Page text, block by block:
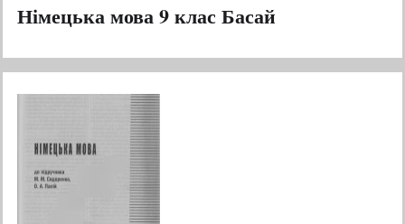
Німецька мова 9 клас Басай